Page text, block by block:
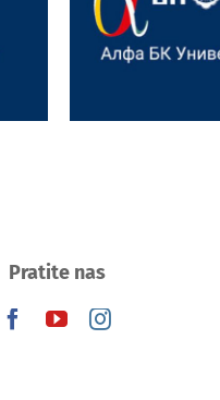
Uspešno
diskusija na
Pratite nas